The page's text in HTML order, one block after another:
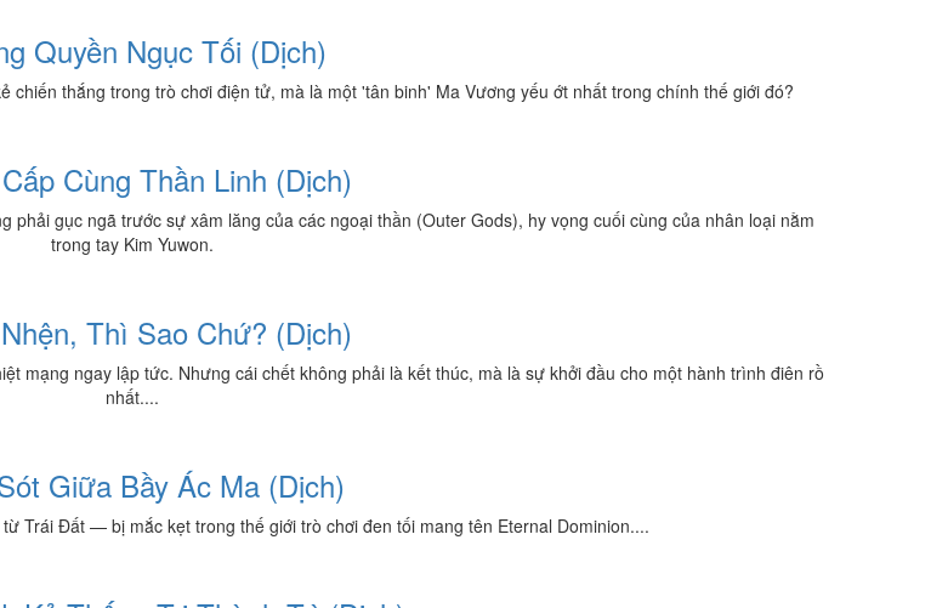
Quyền Ngục Tối (Dịch)
thắng trong trò chơi điện tử, mà là một 'tân binh' Ma Vương yếu ớt nhất trong chính thế giới đó?
Cùng Thần Linh (Dịch)
gục ngã trước sự xâm lăng của các ngoại thần (Outer Gods), hy vọng cuối cùng của nhân loại nằm
trong tay Kim Yuwon.
Thì Sao Chứ? (Dịch)
mạng ngay lập tức. Nhưng cái chết không phải là kết thúc, mà là sự khởi đầu cho một hành trình điên rồ
nhất....
Giữa Bầy Ác Ma (Dịch)
Trái Đất — bị mắc kẹt trong thế giới trò chơi đen tối mang tên Eternal Dominion....